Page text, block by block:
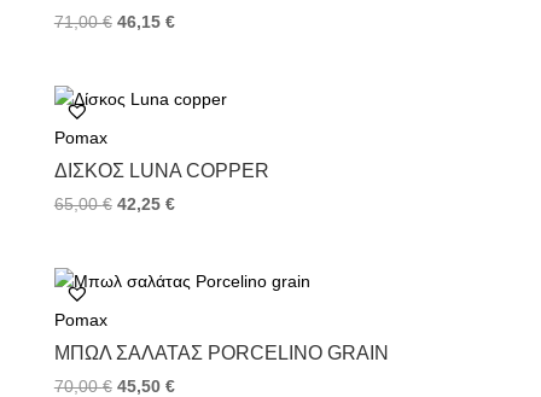
71,00€ 46,15 €
Pomax
ΔΊΣΚΟΣ LUNA COPPER
65,00€ 42,25 €
Pomax
ΜΠΩΛ ΣΑΛΆΤΑΣ PORCELINO GRAIN
70,00€ 45,50 €